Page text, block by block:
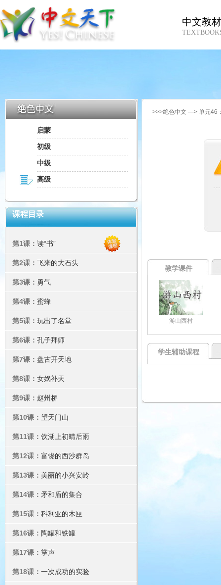
中文教
启蒙
初级
中级
高级
课程目录
第1课： 读“书”
第2课： 飞来的大石头
第3课： 勇气
第4课： 蜜蜂
第5课： 玩出了名堂
第6课： 孔子拜师
第7课： 盘古开天地
第8课： 女娲补天
第9课： 赵州桥
第10课： 望天门山
第11课： 饮湖上初晴后雨
第12课： 富饶的西沙群岛
第13课： 美丽的小兴安岭
第14课： 矛和盾的集合
第15课： 科利亚的木匣
第16课： 陶罐和铁罐
第17课： 掌声
第18课： 一次成功的实验
>>>绝色中文 —> 单元46
教学课件
游山西村
学生辅助课程